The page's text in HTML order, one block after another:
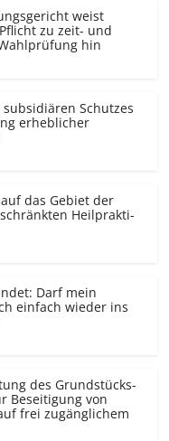
weist
zu zeit- und
hin
Schutzes
erheblicher
das Gebiet der
Heilprakti­
Darf mein
einfach wieder ins
des Grundstücks­
Beseitigung von
frei zugänglichem